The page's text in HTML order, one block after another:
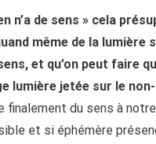
n’a de sens » cela
même de la lumière
et qu’on peut faire
lumière jetée sur le
finalement du sens à notre
et si éphémère